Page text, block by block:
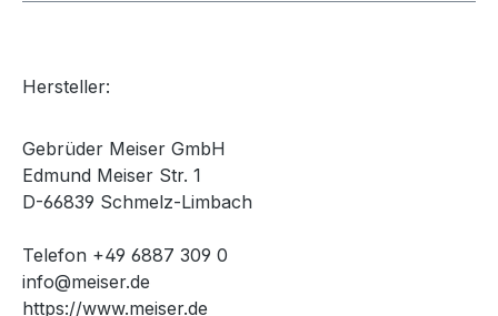
Hersteller:
Gebrüder Meiser GmbH
Edmund Meiser Str. 1
D-66839 Schmelz-Limbach
Telefon +49 6887 309 0
info@meiser.de
https://www.meiser.de